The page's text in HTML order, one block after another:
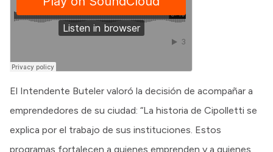
El Intendente Buteler valoró la decisión de acompañar a
emprendedores de su ciudad: “La historia de Cipolletti se
explica por el trabajo de sus instituciones. Estos
programas fortalecen a quienes emprenden y a quienes